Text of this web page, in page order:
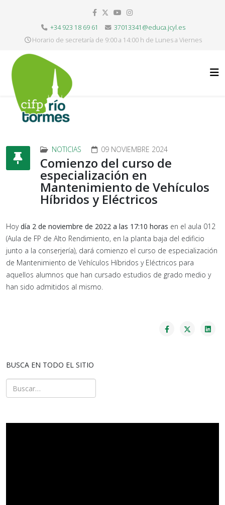
+34 923 18 69 61
37013341@educa.jcyl.es
Horario de secretaría de 9:00 a 14:00 h de Lunes a Viernes
NOTICIAS 09 NOVIEMBRE 2024
Comienzo del curso de
especialización en
Mantenimiento de Vehículos
Híbridos y Eléctricos
Hoydía 2 de noviembre de 2022 a las 17:10 horas en el aula 012
(Aula de FP de Alto Rendimiento, en la planta baja del edificio
junto a la conserjería), dará comienzo el curso de especialización
de Mantenimiento de Vehículos Híbridos y Eléctricos para
aquellos alumnos que han cursado estudios de grado medio y
han sido admitidos al mismo.
BUSCA EN TODO EL SITIO
Buscar